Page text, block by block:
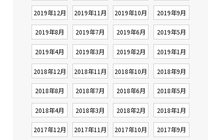
2019年12月 2019年11月 2019年10月 2019年9月
2019年8月 2019年7月 2019年6月 2019年5月
2019年4月 2019年3月 2019年2月 2019年1月
2018年12月 2018年11月 2018年10月 2018年9月
2018年8月 2018年7月 2018年6月 2018年5月
2018年4月 2018年3月 2018年2月 2018年1月
2017年12月 2017年11月 2017年10月 2017年9月